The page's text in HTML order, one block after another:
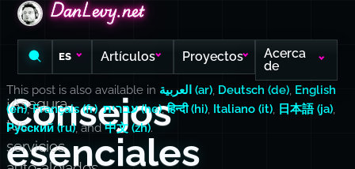
DanLevy.net
DanLevy.net
DanLevy.net
ES Artículos Proyectos
Acerca
de
Consejos
esenciales
¡Asegura
tus
servicios
This post is also available in العربية (ar), Deutsch (de), English
(en),Français (fr), עברית (he),हिन्दी (hi), Italiano (it), 日本語 (ja),
Русский (ru), and中文 (zh).